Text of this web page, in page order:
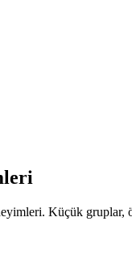
Küçük gruplar,